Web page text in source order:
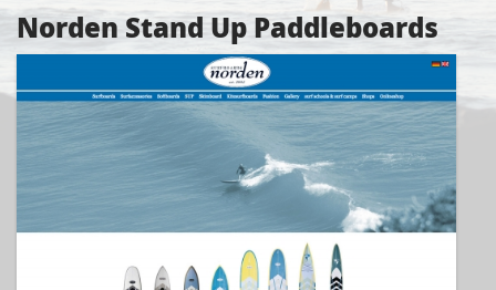
Norden Stand Up Paddleboards